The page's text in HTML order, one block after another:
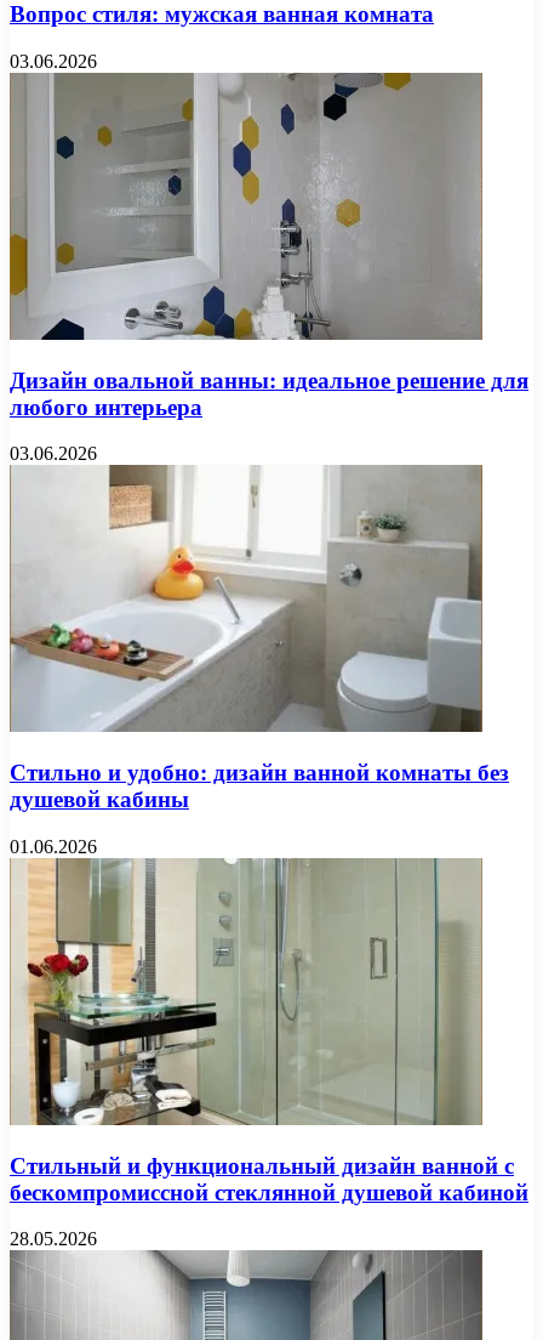
Вопрос стиля: мужская ванная комната
03.06.2026
Дизайн овальной ванны: идеальное решение для
любого интерьера
03.06.2026
Стильно и удобно: дизайн ванной комнаты без
душевой кабины
01.06.2026
Стильный и функциональный дизайн ванной с
бескомпромиссной стеклянной душевой кабиной
28.05.2026